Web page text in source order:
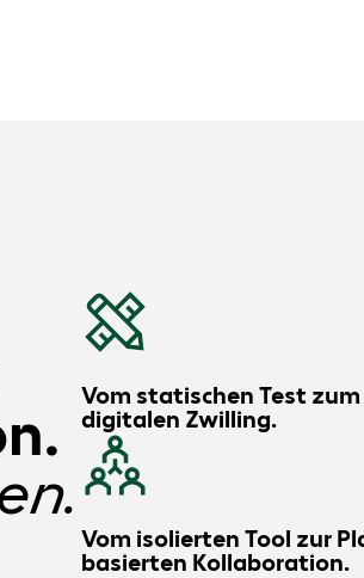
Vom statischen Test zum
digitalen Zwilling.
Vom isolierten Tool zur
basierten Kollaboration.